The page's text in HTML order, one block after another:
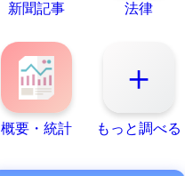
新聞記事 法律
概要・統計
＋
もっと調べる